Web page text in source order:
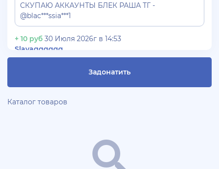
СКУПАЮ АККАУНТЫ БЛЕК РАША ТГ -
@blac***ssia***1
+ 10 руб 30 Июля 2026г в 14:53
Slavagggggg
+ 10 руб 28 Июля 2026г в 19:21
Blac***ssia12366
28 Июля 2026г в 19:10
Задонатить
Каталог товаров